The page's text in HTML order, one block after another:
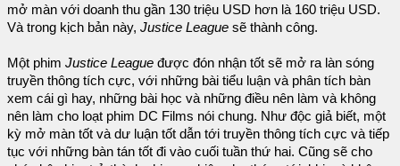
mở màn với doanh thu gần 130 triệu USD hơn là 160 triệu USD.
Và trong kịch bản này, Justice League sẽ thành công.
Một phim Justice League được đón nhận tốt sẽ mở ra làn sóng
truyền thông tích cực, với những bài tiểu luận và phân tích bàn
xem cái gì hay, những bài học và những điều nên làm và không
nên làm cho loạt phim DC Films nói chung. Như độc giả biết, một
kỳ mở màn tốt và dư luận tốt dẫn tới truyền thông tích cực và tiếp
tục với những bàn tán tốt đi vào cuối tuần thứ hai. Cũng sẽ cho